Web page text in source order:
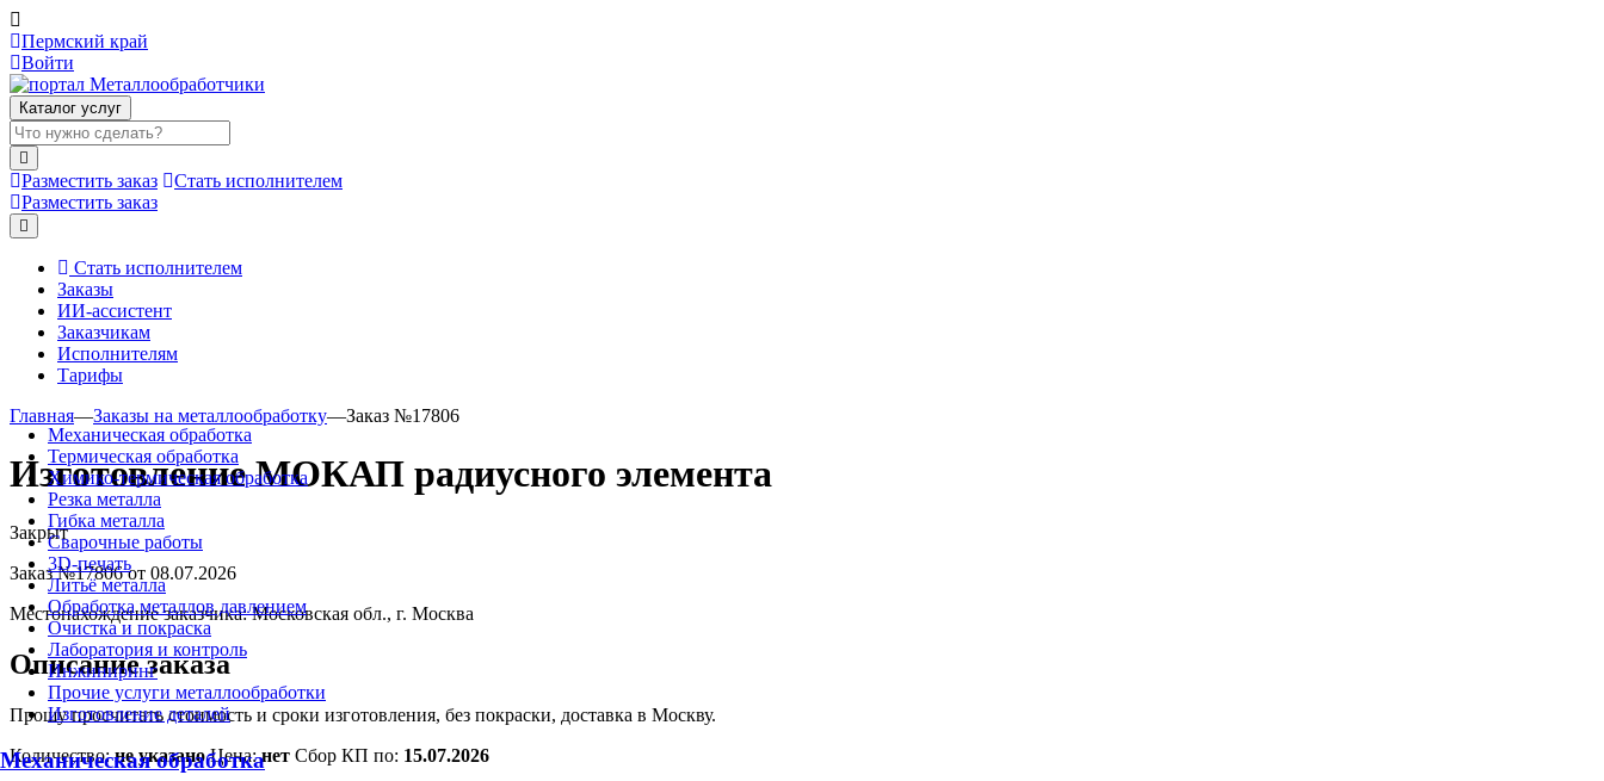
Пермский край
Войти
Каталог услуг
Разместить заказ
Стать исполнителем
Разместить заказ
Стать исполнителем
Заказы
ИИ-ассистент
Заказчикам
Исполнителям
Тарифы
Механическая обработка
Термическая обработка
Химико-термическая обработка
Резка металла
Гибка металла
Сварочные работы
3D-печать
Литьё металла
Обработка металлов давлением
Очистка и покраска
Лаборатория и контроль
Инжиниринг
Прочие услуги металлообработки
Изготовление деталей
Механическая обработка
Главная—Заказы на металлообработку—Заказ №17806
Изготовление МОКАП радиусного элемента
Закрыт
Заказ №17806 от 08.07.2026
Местонахождение заказчика:Московская обл., г. Москва
Описание заказа
Прошу просчитать стоимость и сроки изготовления, без покраски, доставка в Москву.
Количество:не указано Цена:нет Сбор КП по: 15.07.2026